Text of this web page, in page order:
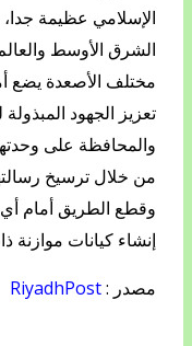
الإسلامي عظيمة
الشرق الأوسط
مختلف الأصعدة يضع
تعزيز الجهود
والمحافظة على
من خلال ترسيخ
وقطع الطريق أمام
إنشاء كيانات
مصدر :RiyadhPost